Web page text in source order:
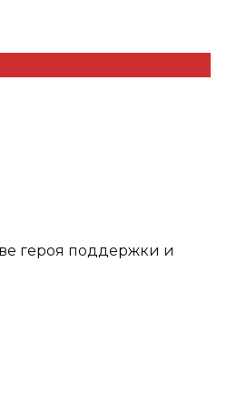
героя поддержки и